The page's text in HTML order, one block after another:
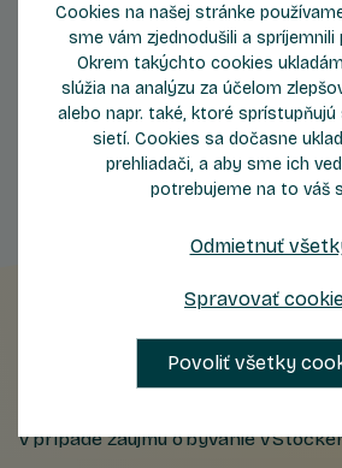
Byty
so západom slnka
Nechajte nám
V prípade záujmu o bývanie v
Cookies na našej stránke
sme vám zjednodušili a spríjemnili
Okrem takýchto cookies
slúžia na analýzu za účelom
alebo napr. také, ktoré
sietí. Cookies sa dočasne
prehliadači, a aby sme ich
potrebujeme na to váš
Odmietnuť
Spravovať
Povoliť všetky